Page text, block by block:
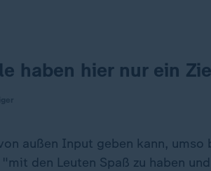
haben hier nur ein
außen Input geben kann, umso
den Leuten Spaß zu haben